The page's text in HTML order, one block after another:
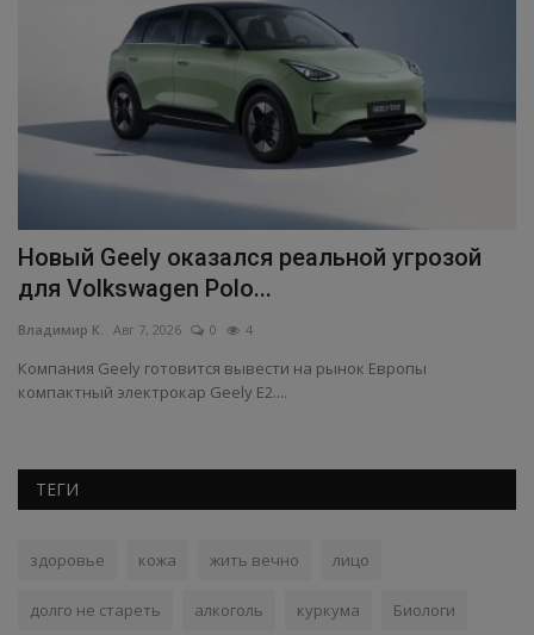
Новый Geely оказался реальной угрозой
для Volkswagen Polo...
Владимир К. Авг 7, 2026 0 4
Компания Geely готовится вывести на рынок Европы
компактный электрокар Geely E2....
ТЕГИ
здоровье кожа жить вечно лицо
долго не стареть алкоголь куркума Биологи